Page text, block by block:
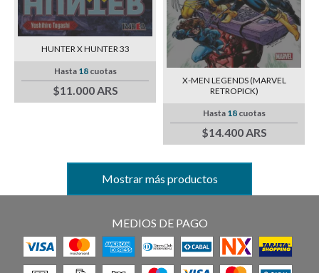
HUNTER X HUNTER 33
Hasta 18cuotas
$11.000 ARS
X-MEN LEGENDS (MARVEL
RETROPICK)
Hasta 18cuotas
$14.400 ARS
Mostrar más productos
MEDIOS DE PAGO